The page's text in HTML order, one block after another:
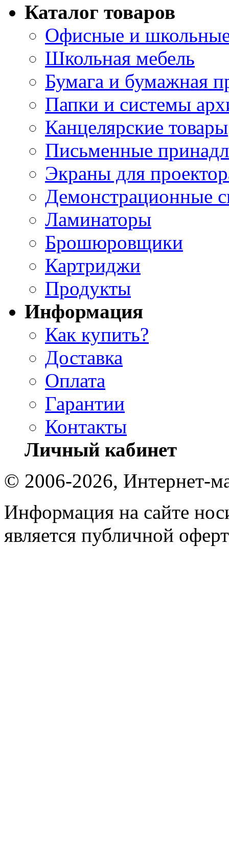
Каталог товаров
Офисные и
Школьная мебель
Бумага и бумажная
Папки и системы
Канцелярские товары
Письменные
Экраны для
Демонстрационные
Ламинаторы
Брошюровщики
Картриджи
Продукты
Информация
Как купить?
Доставка
Оплата
Гарантии
Контакты
Личный кабинет
© 2006-2026, Интернет-
Информация на сайте
является публичной